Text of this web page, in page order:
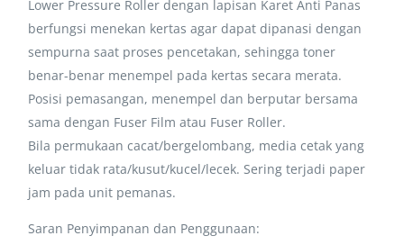
Lower Pressure Roller dengan lapisan Karet Anti Panas
berfungsi menekan kertas agar dapat dipanasi dengan
sempurna saat proses pencetakan, sehingga toner
benar-benar menempel pada kertas secara merata.
Posisi pemasangan, menempel dan berputar bersama
sama dengan Fuser Film atau Fuser Roller.
Bila permukaan cacat/bergelombang, media cetak yang
keluar tidak rata/kusut/kucel/lecek. Sering terjadi paper
jam pada unit pemanas.
Saran Penyimpanan dan Penggunaan: